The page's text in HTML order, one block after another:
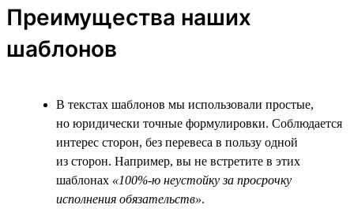
Преимущества наших
шаблонов
В текстах шаблонов мы использовали простые,
но юридически точные формулировки. Соблюдается
интерес сторон, без перевеса в пользу одной
из сторон. Например, вы не встретите в этих
шаблонах «100%-ю неустойку за просрочку
исполнения обязательств».